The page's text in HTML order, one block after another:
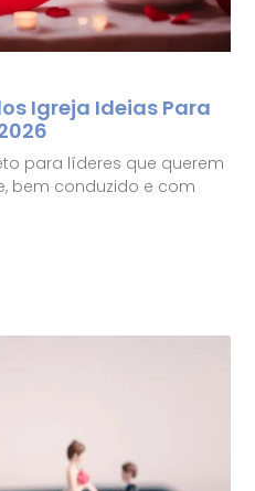
Igreja Ideias Para
para líderes que querem
bem conduzido e com